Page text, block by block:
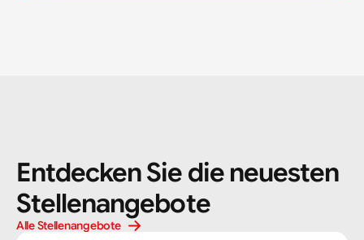
Entdecken Sie die neuesten
Stellenangebote
Alle Stellenangebote